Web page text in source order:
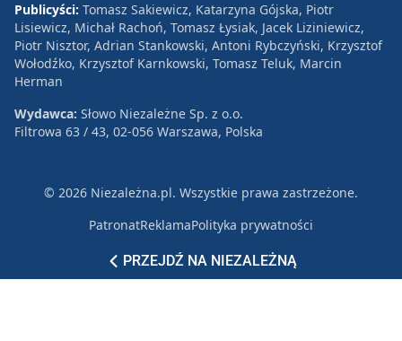
PRZEJDŹ NA NIEZALEŻNĄ
Publicyści: Tomasz Sakiewicz, Katarzyna Gójska, Piotr
Lisiewicz, Michał Rachoń, Tomasz Łysiak, Jacek Liziniewicz,
Piotr Nisztor, Adrian Stankowski, Antoni Rybczyński, Krzysztof
Wołodźko, Krzysztof Karnkowski, Tomasz Teluk, Marcin
Herman
Wydawca: Słowo Niezależne Sp. z o.o.
Filtrowa 63 / 43, 02-056 Warszawa, Polska
© 2026 Niezależna.pl. Wszystkie prawa zastrzeżone.
PatronatReklamaPolityka prywatności